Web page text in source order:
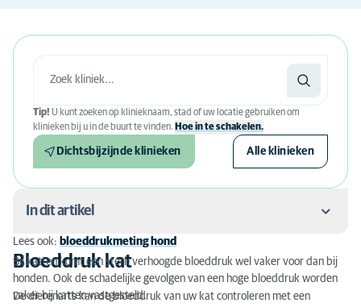
Tip! U kunt zoeken op klinieknaam, stad of uw locatie gebruiken om
klinieken bij u in de buurt te vinden. Hoe in te schakelen.
Dichtsbijzijnde klinieken Alle klinieken
In dit artikel
Bloeddruk kat
Hoge bloeddruk bij kat: oorzaken
Lees ook: bloeddrukmeting hond
Bloeddruk kat
Bij katten komt een sterk verhoogde bloeddruk wel vaker voor dan bij
honden. Ook de schadelijke gevolgen van een hoge bloeddruk worden
vaker bij katten vastgesteld.
De dierenarts kan de bloeddruk van uw kat controleren met een